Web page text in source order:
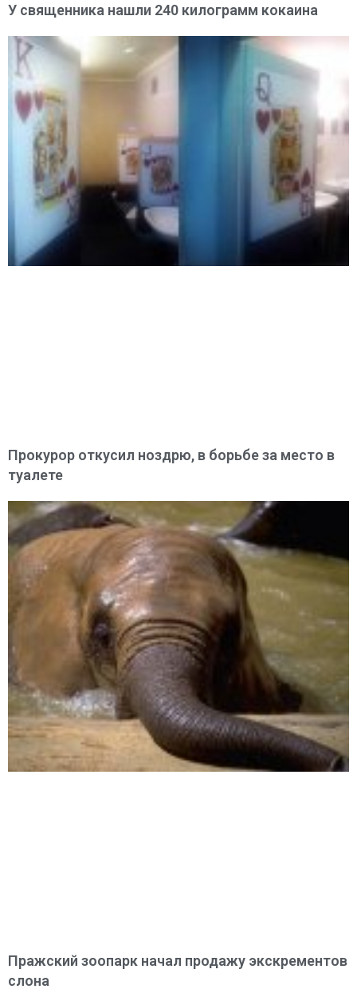
У священника нашли 240 килограмм кокаина
Прокурор откусил ноздрю, в борьбе за место в
туалете
Пражский зоопарк начал продажу экскрементов
слона